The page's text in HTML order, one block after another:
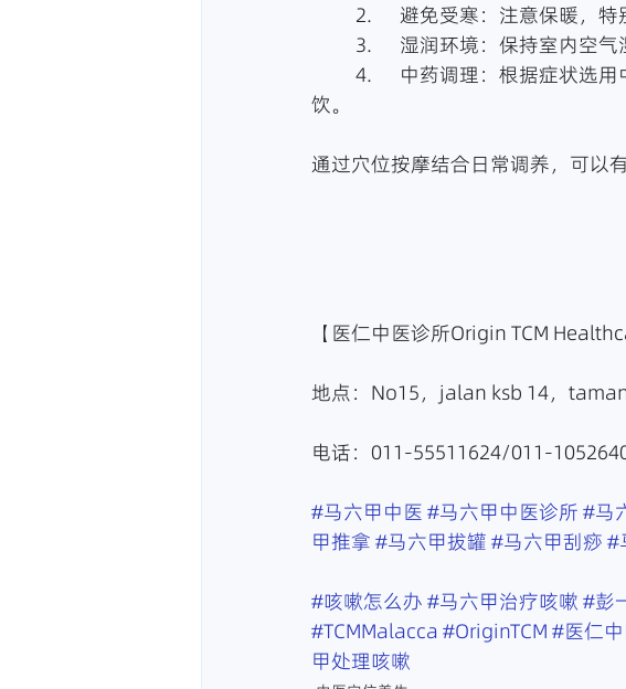
2.	避免受寒：注意保暖，
3.	湿润环境：保持室内空
饮。
通过穴位按摩结合日常调养，可以
【医仁中医诊所Origin TCM
地点：No15，jalan ksb 14，
电话：011-55511624/011-
#马六甲中医 #马六甲中医诊所 #马
甲推拿 #马六甲拔罐 #马六甲刮痧 #
#咳嗽怎么办 #马六甲治疗咳嗽 #彭
#TCMMalacca #OriginTCM #医仁
甲处理咳嗽